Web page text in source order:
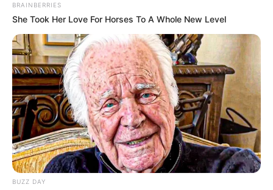
Plus belle la vie en
avance : ce qui
vous attend dans
l’épisode 605 du
lundi 15 juin 2026
[SPOILERS]
BRAINBERRIES
She Took Her Love For Horses To A Whole New Level
BUZZ DAY